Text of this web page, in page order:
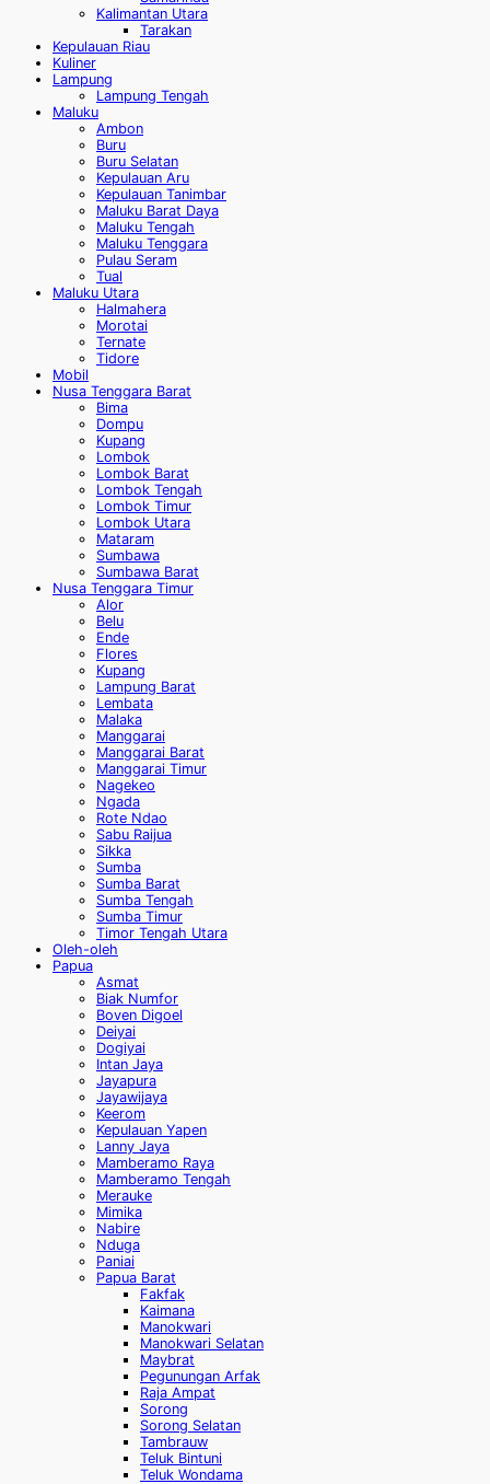
Kalimantan Utara
Tarakan
Kepulauan Riau
Kuliner
Lampung
Lampung Tengah
Maluku
Ambon
Buru
Buru Selatan
Kepulauan Aru
Kepulauan Tanimbar
Maluku Barat Daya
Maluku Tengah
Maluku Tenggara
Pulau Seram
Tual
Maluku Utara
Halmahera
Morotai
Ternate
Tidore
Mobil
Nusa Tenggara Barat
Bima
Dompu
Kupang
Lombok
Lombok Barat
Lombok Tengah
Lombok Timur
Lombok Utara
Mataram
Sumbawa
Sumbawa Barat
Nusa Tenggara Timur
Alor
Belu
Ende
Flores
Kupang
Lampung Barat
Lembata
Malaka
Manggarai
Manggarai Barat
Manggarai Timur
Nagekeo
Ngada
Rote Ndao
Sabu Raijua
Sikka
Sumba
Sumba Barat
Sumba Tengah
Sumba Timur
Timor Tengah Utara
Oleh-oleh
Papua
Asmat
Biak Numfor
Boven Digoel
Deiyai
Dogiyai
Intan Jaya
Jayapura
Jayawijaya
Keerom
Kepulauan Yapen
Lanny Jaya
Mamberamo Raya
Mamberamo Tengah
Merauke
Mimika
Nabire
Nduga
Paniai
Papua Barat
Fakfak
Kaimana
Manokwari
Manokwari Selatan
Maybrat
Pegunungan Arfak
Raja Ampat
Sorong
Sorong Selatan
Tambrauw
Teluk Bintuni
Teluk Wondama